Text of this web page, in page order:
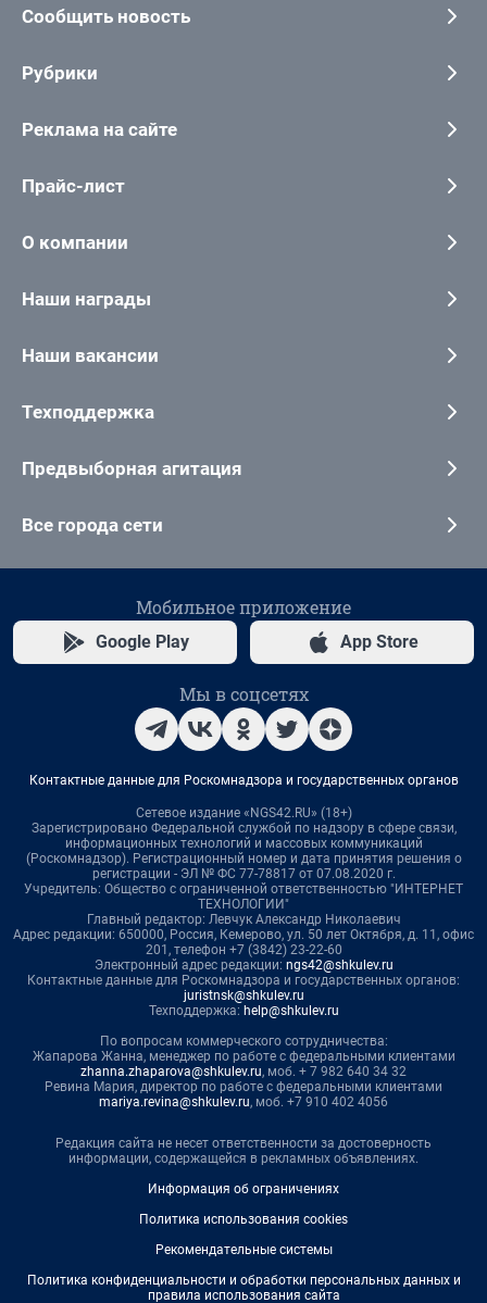
Сообщить новость
Рубрики
Реклама на сайте
Прайс-лист
О компании
Наши награды
Наши вакансии
Техподдержка
Предвыборная агитация
Все города сети
Мобильное приложение
Google Play App Store
Мы в соцсетях
Контактные данные для Роскомнадзора и государственных органов
Сетевое издание «NGS42.RU» (18+)
Зарегистрировано Федеральной службой по надзору в сфере связи,
информационных технологий и массовых коммуникаций
(Роскомнадзор). Регистрационный номер и дата принятия решения о
регистрации - ЭЛ № ФС 77-78817 от 07.08.2020 г.
Учредитель: Общество с ограниченной ответственностью "ИНТЕРНЕТ
ТЕХНОЛОГИИ"
Главный редактор: Левчук Александр Николаевич
Адрес редакции: 650000, Россия, Кемерово, ул. 50 лет Октября, д. 11, офис
201, телефон +7 (3842) 23-22-60
Электронный адрес редакции: ngs42@shkulev.ru
Контактные данные для Роскомнадзора и государственных органов:
juristnsk@shkulev.ru
Техподдержка: help@shkulev.ru
По вопросам коммерческого сотрудничества:
Жапарова Жанна, менеджер по работе с федеральными клиентами
zhanna.zhaparova@shkulev.ru, моб. + 7 982 640 34 32
Ревина Мария, директор по работе с федеральными клиентами
mariya.revina@shkulev.ru, моб. +7 910 402 4056
Редакция сайта не несет ответственности за достоверность
информации, содержащейся в рекламных объявлениях.
Информация об ограничениях
Политика использования cookies
Рекомендательные системы
Политика конфиденциальности и обработки персональных данных и
правила использования сайта